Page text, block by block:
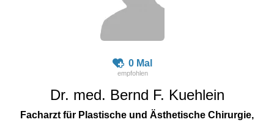
0 Mal
Dr. med. Bernd F. Kuehlein
Facharzt für Plastische und Ästhetische Chirurgie,